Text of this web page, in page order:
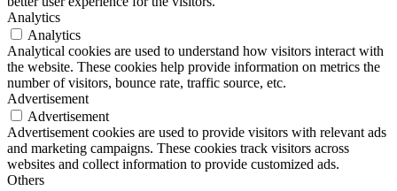
Analytics
Analytics
Analytical cookies are used to understand how visitors interact with
the website. These cookies help provide information on metrics the
number of visitors, bounce rate, traffic source, etc.
Advertisement
Advertisement
Advertisement cookies are used to provide visitors with relevant ads
and marketing campaigns. These cookies track visitors across
websites and collect information to provide customized ads.
Others